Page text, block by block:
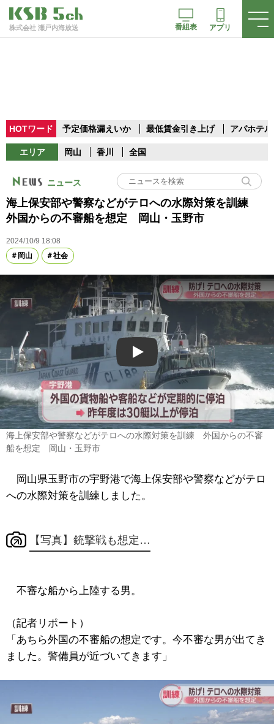
株式会社 瀬戸内海放送 番組表 アプリ
HOTワード 予定価格漏えいか 最低賃金引き上げ アパホテル
エリア 岡山 香川 全国
ニュース
海上保安部や警察などがテロへの水際対策を訓練
外国からの不審船を想定 岡山・玉野市
2024/10/9 18:08
岡山
社会
Play
海上保安部や警察などがテロへの水際対策を訓練 外国からの不審
船を想定 岡山・玉野市
岡山県玉野市の宇野港で海上保安部や警察などがテロ
への水際対策を訓練しました。
【写真】銃撃戦も想定…
不審な船から上陸する男。
（記者リポート）
「あちら外国の不審船の想定です。今不審な男が出てき
ました。警備員が近づいてきます」